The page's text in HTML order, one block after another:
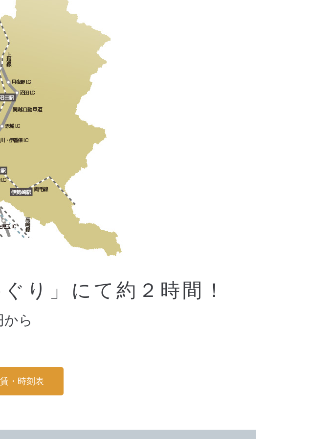
り」にて約２時間！
から
・時刻表